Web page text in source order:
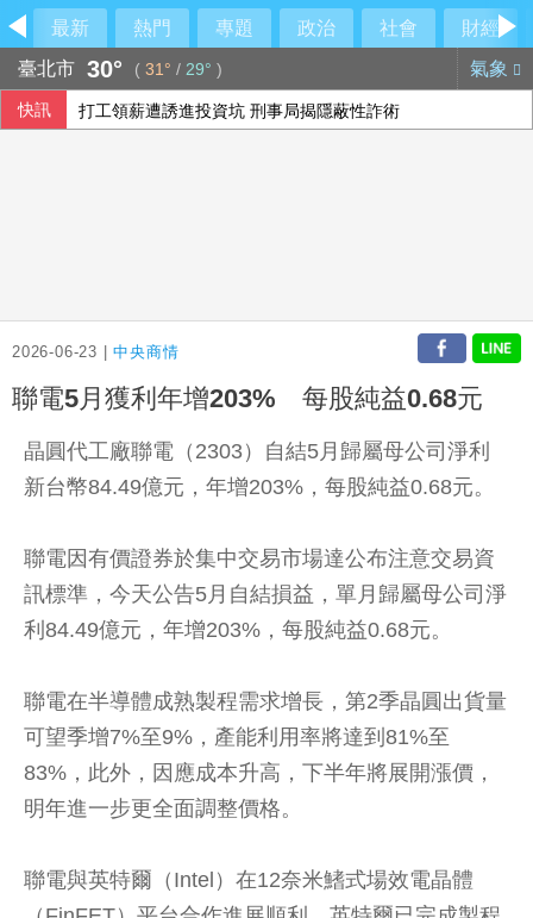
最新 熱門 專題 政治 社會
財經
臺北市 30° ( 31° / 29° ) 氣象
快訊 打工領薪遭誘進投資坑 刑事局揭隱蔽性詐術
2026-06-23 |中央商情
聯電5月獲利年增203% 每股純益0.68元
晶圓代工廠聯電（2303）自結5月歸屬母公司淨利
新台幣84.49億元，年增203%，每股純益0.68元。
聯電因有價證券於集中交易市場達公布注意交易資
訊標準，今天公告5月自結損益，單月歸屬母公司淨
利84.49億元，年增203%，每股純益0.68元。
聯電在半導體成熟製程需求增長，第2季晶圓出貨量
可望季增7%至9%，產能利用率將達到81%至
83%，此外，因應成本升高，下半年將展開漲價，
明年進一步更全面調整價格。
聯電與英特爾（Intel）在12奈米鰭式場效電晶體